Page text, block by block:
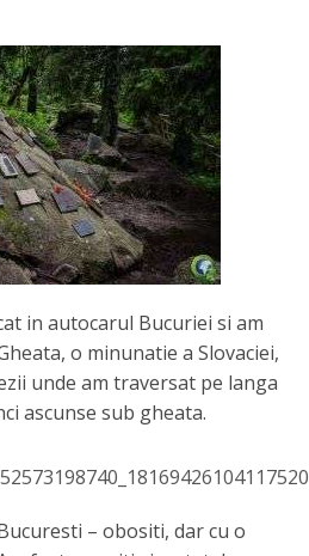
in autocarul Bucuriei si am
o minunatie a Slovaciei,
unde am traversat pe langa
ascunse sub gheata.
– obositi, dar cu o